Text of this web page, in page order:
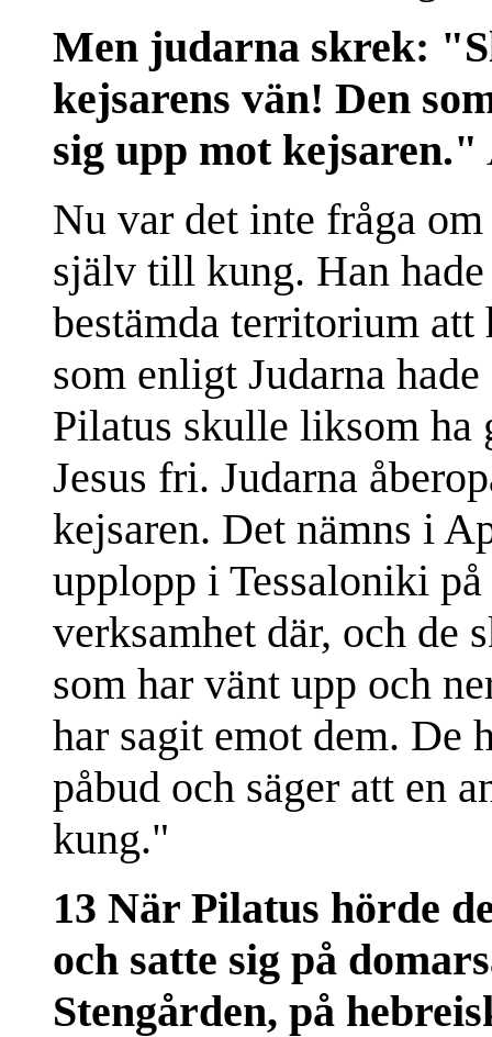
Men judarna skrek:
kejsarens vän! Den
sig upp mot kejsaren."
Nu var det inte fråga
själv till kung. Han
bestämda territorium att
som enligt Judarna
Pilatus skulle liksom ha
Jesus fri. Judarna
kejsaren. Det nämns i
upplopp i Tessaloniki
verksamhet där, och de
som har vänt upp och
har sagit emot dem. De
påbud och säger att en
kung."
13 När Pilatus hörde
och satte sig på
Stengården, på